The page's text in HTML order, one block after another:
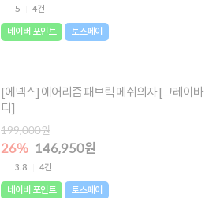
5 4건
네이버 포인트 토스페이
[에넥스] 에어리즘 패브릭 메쉬의자 [그레이바
디]
199,000원
26% 146,950원
3.8 4건
네이버 포인트 토스페이